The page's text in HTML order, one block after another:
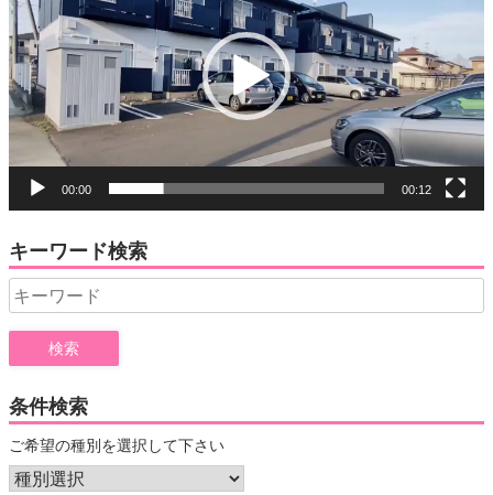
プ
レ
ー
ヤ
ー
00:00 00:12
キーワード検索
Search
for:
条件検索
ご希望の種別を選択して下さい